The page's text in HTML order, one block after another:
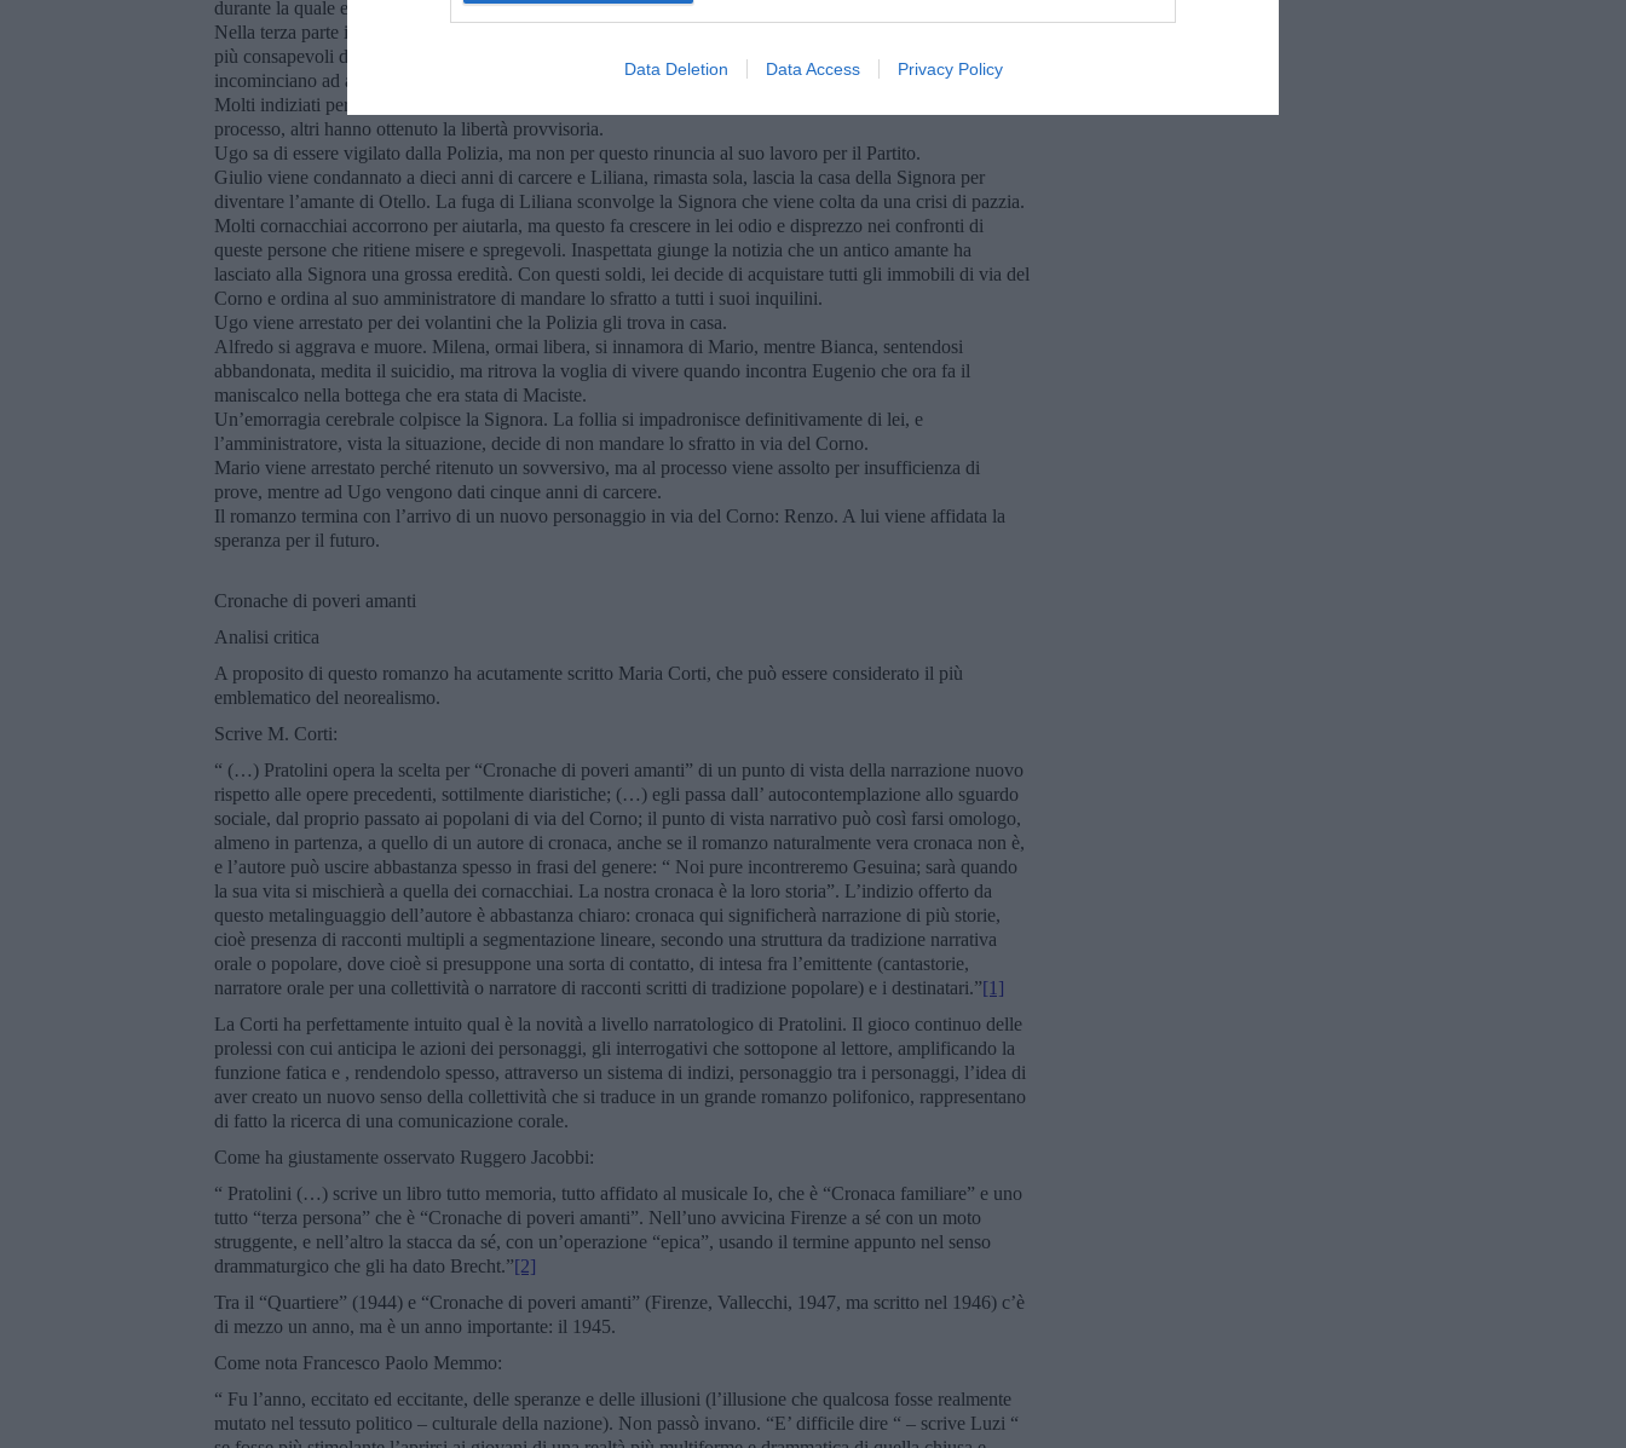
Data Deletion Data Access Privacy Policy
durante la quale esplode l’odio nei confronti del fascismo, di Pratolini e dei cornacchiai.
Nella terza parte il racconto ritorna in via del Corno, dove gli abitanti, dopo i fatti di sangue, sono diventati
più consapevoli della realtà politica che li circonda, ne hanno capito la dimensione nazionale ed
incominciano ad averne paura.
Molti indiziati per le morti della “notte dell’Apocalisse” sono stati prosciolti nella fase istruttoria del
processo, altri hanno ottenuto la libertà provvisoria.
Ugo sa di essere vigilato dalla Polizia, ma non per questo rinuncia al suo lavoro per il Partito.
Giulio viene condannato a dieci anni di carcere e Liliana, rimasta sola, lascia la casa della Signora per
diventare l’amante di Otello. La fuga di Liliana sconvolge la Signora che viene colta da una crisi di pazzia.
Molti cornacchiai accorrono per aiutarla, ma questo fa crescere in lei odio e disprezzo nei confronti di
queste persone che ritiene misere e spregevoli. Inaspettata giunge la notizia che un antico amante ha
lasciato alla Signora una grossa eredità. Con questi soldi, lei decide di acquistare tutti gli immobili di via del
Corno e ordina al suo amministratore di mandare lo sfratto a tutti i suoi inquilini.
Ugo viene arrestato per dei volantini che la Polizia gli trova in casa.
Alfredo si aggrava e muore. Milena, ormai libera, si innamora di Mario, mentre Bianca, sentendosi
abbandonata, medita il suicidio, ma ritrova la voglia di vivere quando incontra Eugenio che ora fa il
maniscalco nella bottega che era stata di Maciste.
Un’emorragia cerebrale colpisce la Signora. La follia si impadronisce definitivamente di lei, e
l’amministratore, vista la situazione, decide di non mandare lo sfratto in via del Corno.
Mario viene arrestato perché ritenuto un sovversivo, ma al processo viene assolto per insufficienza di
prove, mentre ad Ugo vengono dati cinque anni di carcere.
Il romanzo termina con l’arrivo di un nuovo personaggio in via del Corno: Renzo. A lui viene affidata la
speranza per il futuro.
Cronache di poveri amanti
Analisi critica
A proposito di questo romanzo ha acutamente scritto Maria Corti, che può essere considerato il più
emblematico del neorealismo.
Scrive M. Corti:
“ (…) Pratolini opera la scelta per “Cronache di poveri amanti” di un punto di vista della narrazione nuovo
rispetto alle opere precedenti, sottilmente diaristiche; (…) egli passa dall’ autocontemplazione allo sguardo
sociale, dal proprio passato ai popolani di via del Corno; il punto di vista narrativo può così farsi omologo,
almeno in partenza, a quello di un autore di cronaca, anche se il romanzo naturalmente vera cronaca non è,
e l’autore può uscire abbastanza spesso in frasi del genere: “ Noi pure incontreremo Gesuina; sarà quando
la sua vita si mischierà a quella dei cornacchiai. La nostra cronaca è la loro storia”. L’indizio offerto da
questo metalinguaggio dell’autore è abbastanza chiaro: cronaca qui significherà narrazione di più storie,
cioè presenza di racconti multipli a segmentazione lineare, secondo una struttura da tradizione narrativa
orale o popolare, dove cioè si presuppone una sorta di contatto, di intesa fra l’emittente (cantastorie,
narratore orale per una collettività o narratore di racconti scritti di tradizione popolare) e i destinatari.”[1]
La Corti ha perfettamente intuito qual è la novità a livello narratologico di Pratolini. Il gioco continuo delle
prolessi con cui anticipa le azioni dei personaggi, gli interrogativi che sottopone al lettore, amplificando la
funzione fatica e , rendendolo spesso, attraverso un sistema di indizi, personaggio tra i personaggi, l’idea di
aver creato un nuovo senso della collettività che si traduce in un grande romanzo polifonico, rappresentano
di fatto la ricerca di una comunicazione corale.
Come ha giustamente osservato Ruggero Jacobbi:
“ Pratolini (…) scrive un libro tutto memoria, tutto affidato al musicale Io, che è “Cronaca familiare” e uno
tutto “terza persona” che è “Cronache di poveri amanti”. Nell’uno avvicina Firenze a sé con un moto
struggente, e nell’altro la stacca da sé, con un’operazione “epica”, usando il termine appunto nel senso
drammaturgico che gli ha dato Brecht.”[2]
Tra il “Quartiere” (1944) e “Cronache di poveri amanti” (Firenze, Vallecchi, 1947, ma scritto nel 1946) c’è
di mezzo un anno, ma è un anno importante: il 1945.
Come nota Francesco Paolo Memmo:
“ Fu l’anno, eccitato ed eccitante, delle speranze e delle illusioni (l’illusione che qualcosa fosse realmente
mutato nel tessuto politico – culturale della nazione). Non passò invano. “E’ difficile dire “ – scrive Luzi “